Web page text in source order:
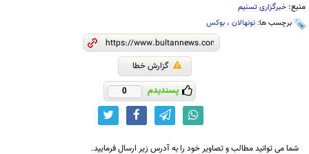
منبع: خبرگزاری تسنیم
برچسب ها: نونهالان ، بوکس
گزارش خطا
پسندیدم 0
شما می توانید مطالب و تصاویر خود را به آدرس زیر ارسال فرمایید.